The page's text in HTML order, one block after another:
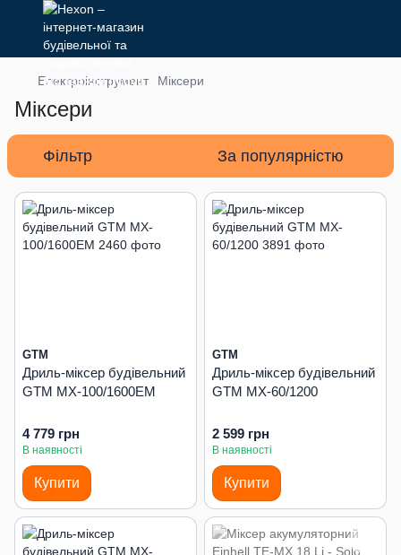
Електроінструмент Міксери
Міксери
Фільтр За популярністю
GTM
Дриль-міксер будівельний
GTM MX-100/1600EM
4 779 грн
В наявності
Купити
GTM
Дриль-міксер будівельний
GTM MX-60/1200
2 599 грн
В наявності
Купити